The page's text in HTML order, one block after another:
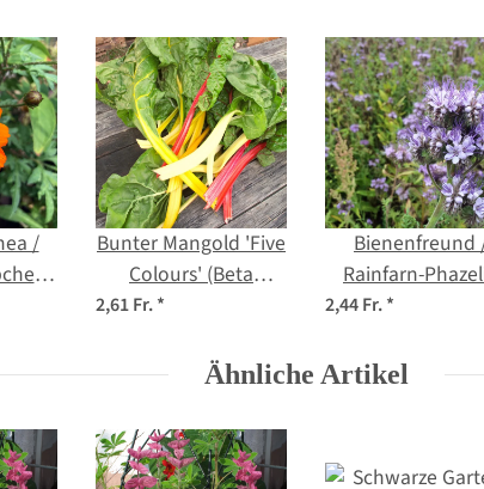
/
Bunter Mangold 'Five
Colours' (Beta
vulgaris ssp.vulgaris)
2,61 Fr.*
Bienenfreund
Rainfarn-
(Phacelia
Saatgut
2,44 Fr.*
Ähnliche Artikel